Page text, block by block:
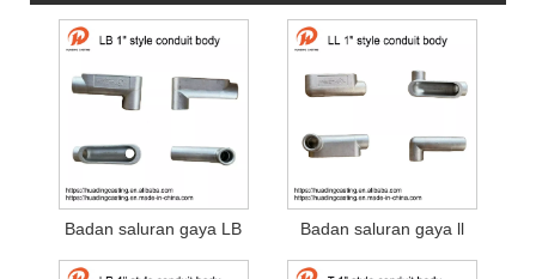
Badan saluran gaya LB Badan saluran gaya ll